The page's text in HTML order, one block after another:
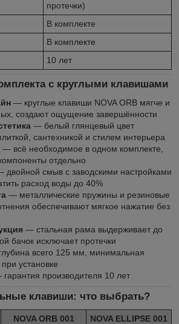
протечки)
В комплекте
В комплекте
10 лет
с круглыми клавишами
— круглые клавиши NOVA ORB мягче и
создают ощущение завершённости
— белый глянцевый цвет
сантехникой и стилем интерьера
— всё необходимое в одном комплекте,
отдельно
двойной смыв с заводскими настройками
расход воды до 40%
— металлические пружины и резиновые
обеспечивают мягкое нажатие без
— стальная рама выдерживает до
бачок исключает протечки
всего 125 мм, минимальная
установке
производителя 10 лет
клавиши: что выбрать?
NOVA ORB 001
NOVA ELLIPSE 001